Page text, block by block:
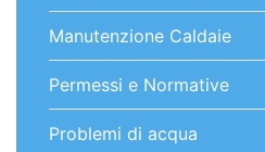
Manutenzione Caldaie
Permessi e Normative
Problemi di acqua